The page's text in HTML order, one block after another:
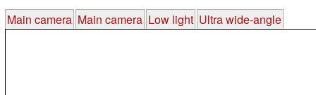
Main camera Main camera Low light Ultra wide-angle